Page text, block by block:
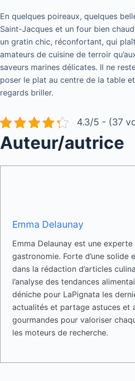
En quelques poireaux, quelques
Saint-Jacques et un four bien
un gratin chic, réconfortant, qui
amateurs de cuisine de terroir
saveurs marines délicates. Il ne
poser le plat au centre de la table
regards briller.
4.3/5 - (37
Auteur/autrice
Emma Delaunay
Emma Delaunay est une experte
gastronomie. Forte d’une solide
dans la rédaction d’articles
l’analyse des tendances
déniche pour LaPignata les
actualités et partage astuces et
gourmandes pour valoriser
les moteurs de recherche.